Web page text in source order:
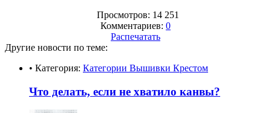
Просмотров: 14 251
Комментариев: 0
Распечатать
Другие новости по теме:
• Категория: Категории Вышивки Крестом
Что делать, если не хватило канвы?